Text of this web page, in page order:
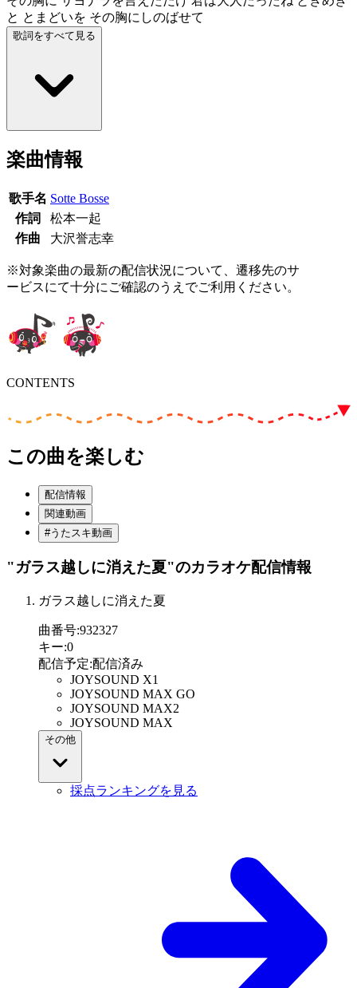
と とまどいを その胸にしのばせて
歌詞をすべて見る
楽曲情報
歌手名 Sotte Bosse
作詞
松本一起
作曲
大沢誉志幸
※対象楽曲の最新の配信状況について、遷移先のサ
ービスにて十分にご確認のうえでご利用ください。
CONTENTS
この曲を楽しむ
配信情報
関連動画
#うたスキ動画
"ガラス越しに消えた夏"のカラオケ配信情報
ガラス越しに消えた夏
曲番号:932327
キー:0
配信予定:配信済み
JOYSOUND X1
JOYSOUND MAX GO
JOYSOUND MAX2
JOYSOUND MAX
その他
採点ランキングを見る